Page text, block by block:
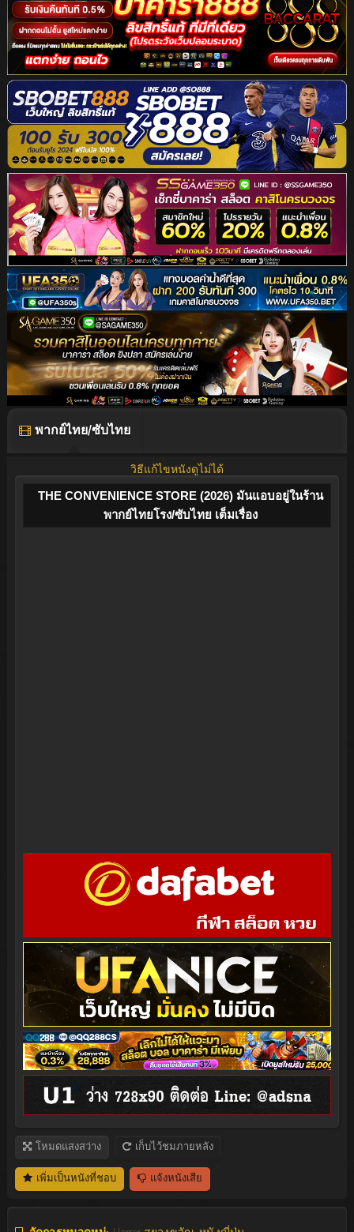
พากย์ไทย/ซับไทย
วิธีแก้ไขหนังดูไม่ได้
THE CONVENIENCE STORE (2026) มันแอบอยู่ในร้าน
พากย์ไทยโรง/ซับไทย เต็มเรื่อง
โหมดแสงสว่าง เก็บไว้ชมภายหลัง
เพิ่มเป็นหนังที่ชอบ แจ้งหนังเสีย